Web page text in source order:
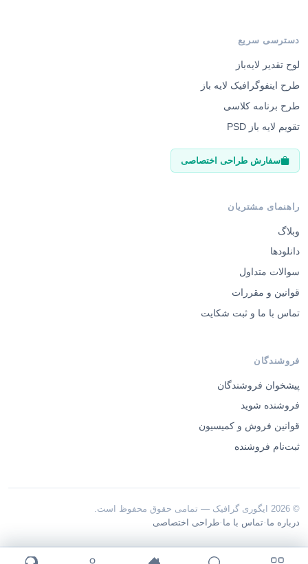
دسترسی سریع
لوح تقدیر لایه‌باز
طرح اینفوگرافیک لایه باز
طرح برنامه کلاسی
تقویم لایه باز PSD
سفارش طراحی اختصاصی
راهنمای مشتریان
وبلاگ
دانلودها
سوالات متداول
قوانین و مقررات
تماس با ما و ثبت شکایت
فروشندگان
پیشخوان فروشندگان
فروشنده شوید
قوانین فروش و کمیسیون
ثبت‌نام فروشنده
© 2026 ایگوری گرافیک — تمامی حقوق محفوظ است.
درباره ما ·تماس با ما ·طراحی اختصاصی